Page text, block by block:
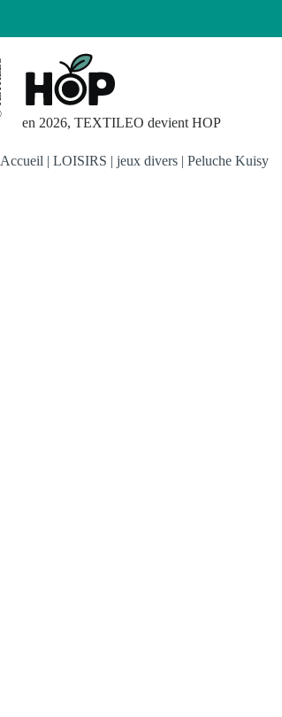
contenu
en 2026, TEXTILEO devient HOP
Accueil | LOISIRS | jeux divers | Peluche Kuisy